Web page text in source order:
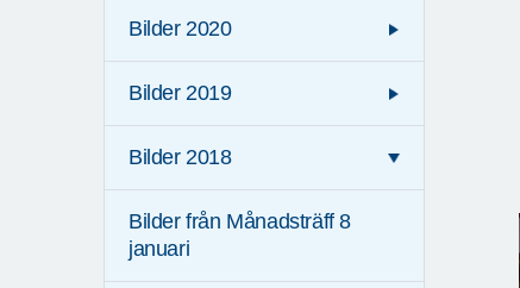
Bilder 2020
Bilder 2019
Bilder 2018
Bilder från Månadsträff 8
januari